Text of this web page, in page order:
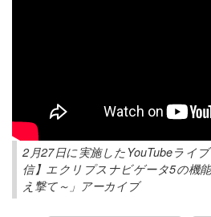
2月27日に実施したYouTubeライ
信】エクリプスナビゲータ5の機
え撃て～」アーカイブ